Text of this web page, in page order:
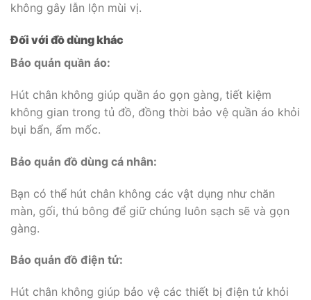
không gây lẫn lộn mùi vị.
Đối với đồ dùng khác
Bảo quản quần áo:
Hút chân không giúp quần áo gọn gàng, tiết kiệm
không gian trong tủ đồ, đồng thời bảo vệ quần áo khỏi
bụi bẩn, ẩm mốc.
Bảo quản đồ dùng cá nhân:
Bạn có thể hút chân không các vật dụng như chăn
màn, gối, thú bông để giữ chúng luôn sạch sẽ và gọn
gàng.
Bảo quản đồ điện tử:
Hút chân không giúp bảo vệ các thiết bị điện tử khỏi